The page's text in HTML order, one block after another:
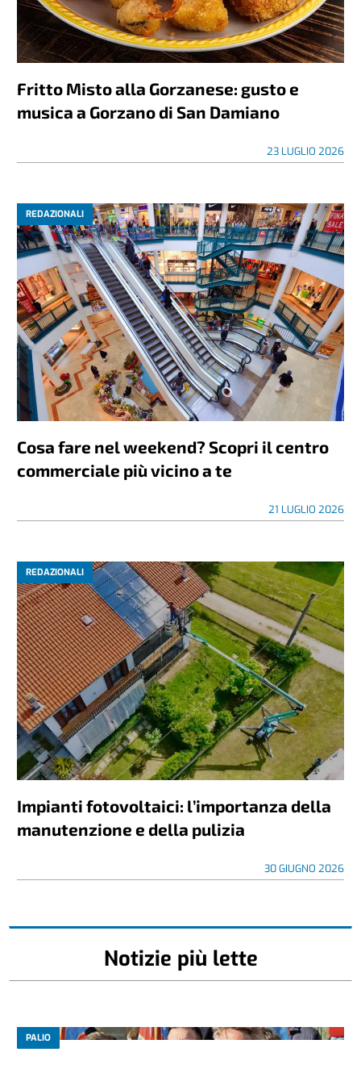
Fritto Misto alla Gorzanese: gusto e
musica a Gorzano di San Damiano
23 LUGLIO 2026
REDAZIONALI
Cosa fare nel weekend? Scopri il centro
commerciale più vicino a te
21 LUGLIO 2026
REDAZIONALI
Impianti fotovoltaici: l’importanza della
manutenzione e della pulizia
30 GIUGNO 2026
Notizie più lette
PALIO